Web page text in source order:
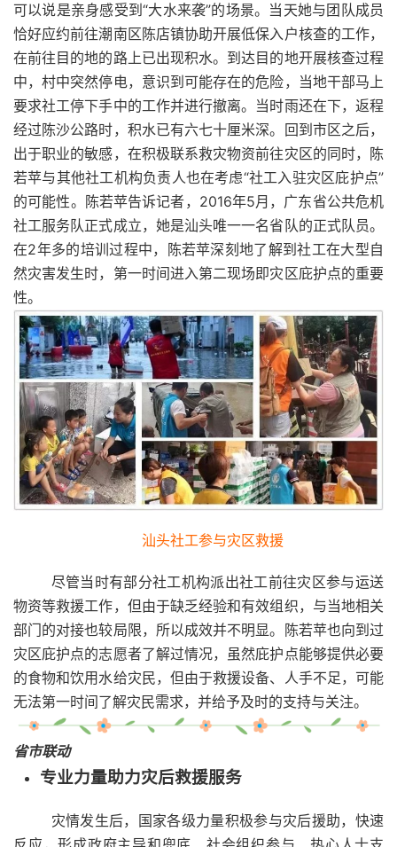
可以说是亲身感受到“大水来袭”的场景。当天她与团队成员
恰好应约前往潮南区陈店镇协助开展低保入户核查的工作，
在前往目的地的路上已出现积水。到达目的地开展核查过程
中，村中突然停电，意识到可能存在的危险，当地干部马上
要求社工停下手中的工作并进行撤离。当时雨还在下，返程
经过陈沙公路时，积水已有六七十厘米深。回到市区之后，
出于职业的敏感，在积极联系救灾物资前往灾区的同时，陈
若苹与其他社工机构负责人也在考虑“社工入驻灾区庇护点”
的可能性。陈若苹告诉记者，2016年5月，广东省公共危机
社工服务队正式成立，她是汕头唯一一名省队的正式队员。
在2年多的培训过程中，陈若苹深刻地了解到社工在大型自
然灾害发生时，第一时间进入第二现场即灾区庇护点的重要
性。
汕头社工参与灾区救援
尽管当时有部分社工机构派出社工前往灾区参与运送
物资等救援工作，但由于缺乏经验和有效组织，与当地相关
部门的对接也较局限，所以成效并不明显。陈若苹也向到过
灾区庇护点的志愿者了解过情况，虽然庇护点能够提供必要
的食物和饮用水给灾民，但由于救援设备、人手不足，可能
无法第一时间了解灾民需求，并给予及时的支持与关注。
省市联动
专业力量助力灾后救援服务
灾情发生后，国家各级力量积极参与灾后援助，快速